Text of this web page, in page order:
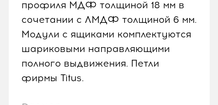
профиля МДФ толщиной 18 мм в
сочетании с ЛМДФ толщиной 6 мм.
Модули с ящиками комплектуются
шариковыми направляющими
полного выдвижения. Петли
фирмы Titus.